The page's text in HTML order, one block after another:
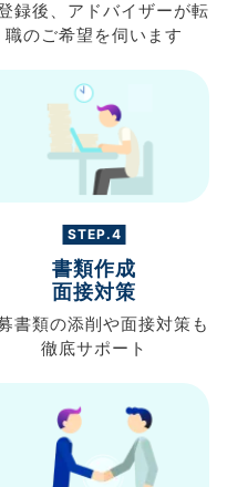
録後、 アドバイザーが転
職のご希望を伺います
STEP.4
書類作成
面接対策
書類の添削や面接対策も
徹底サポート